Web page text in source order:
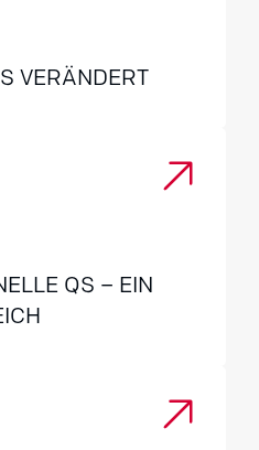
VERÄNDERT
QS – EIN